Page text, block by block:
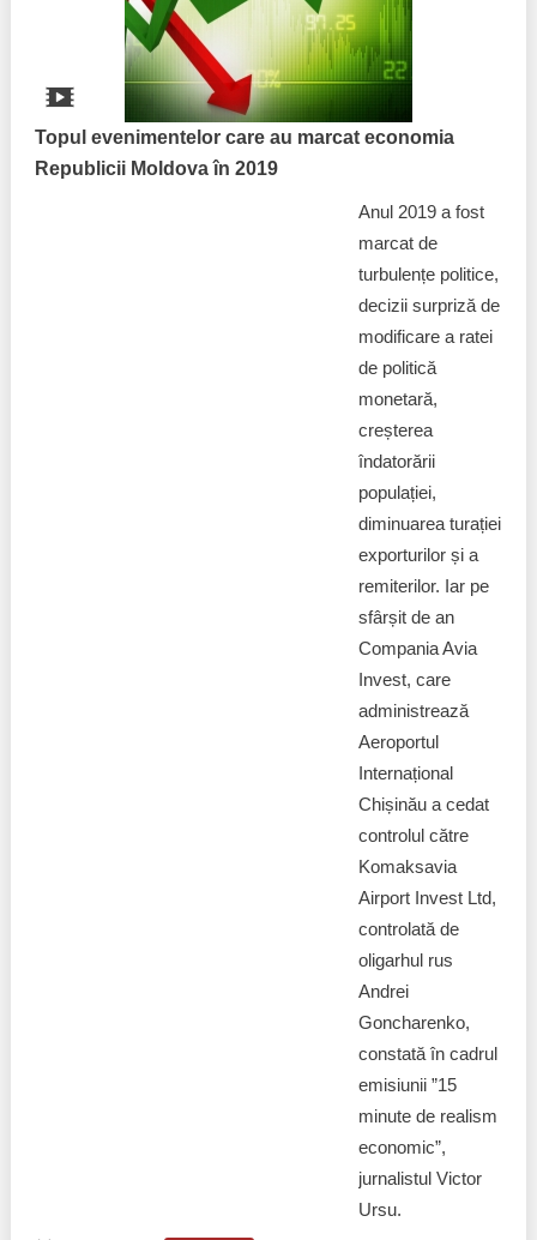
Topul evenimentelor care au marcat economia
Republicii Moldova în 2019
Anul 2019 a fost
marcat de
turbulențe politice,
decizii surpriză de
modificare a ratei
de politică
monetară,
creșterea
îndatorării
populației,
diminuarea turației
exporturilor și a
remiterilor. Iar pe
sfârșit de an
Compania Avia
Invest, care
administrează
Aeroportul
Internațional
Chișinău a cedat
controlul către
Komaksavia
Airport Invest Ltd,
controlată de
oligarhul rus
Andrei
Goncharenko,
constată în cadrul
emisiunii ”15
minute de realism
economic”,
jurnalistul Victor
Ursu.